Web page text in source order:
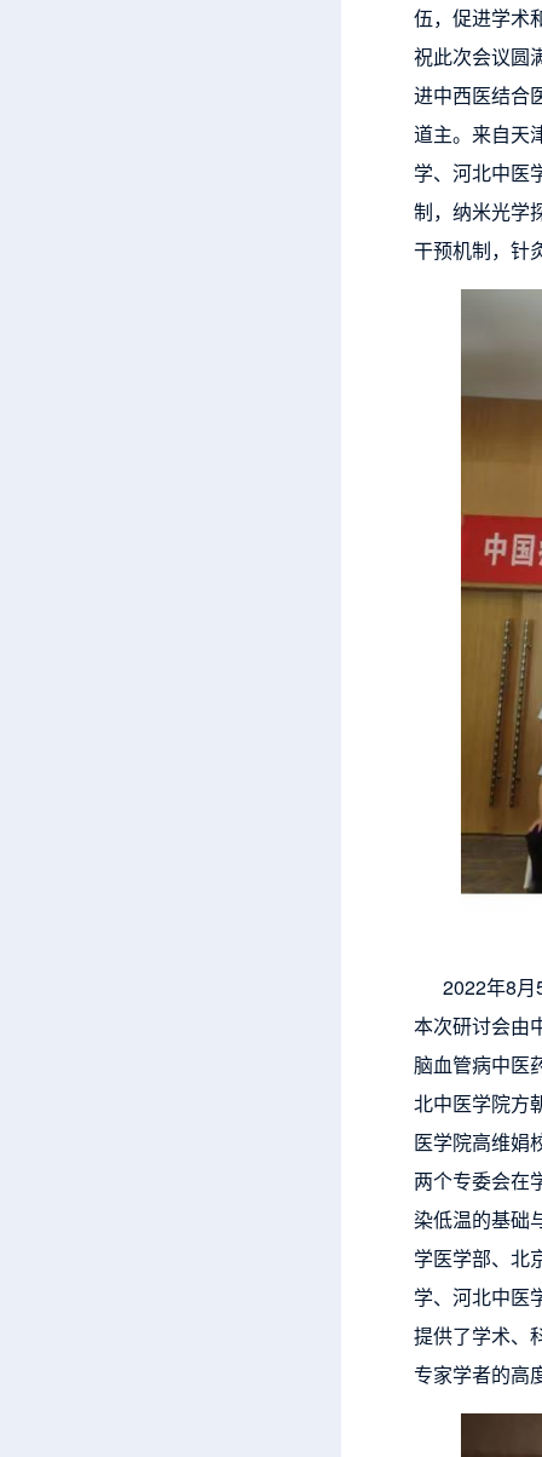
伍，促进学术
祝此次会议圆
进中西医结合
道主。来自天
学、河北中医
制，纳米光学
干预机制，针
2022年8月
本次研讨会由
脑血管病中医
北中医学院方
医学院高维娟
两个专委会在
染低温的基础
学医学部、北
学、河北中医
提供了学术、
专家学者的高